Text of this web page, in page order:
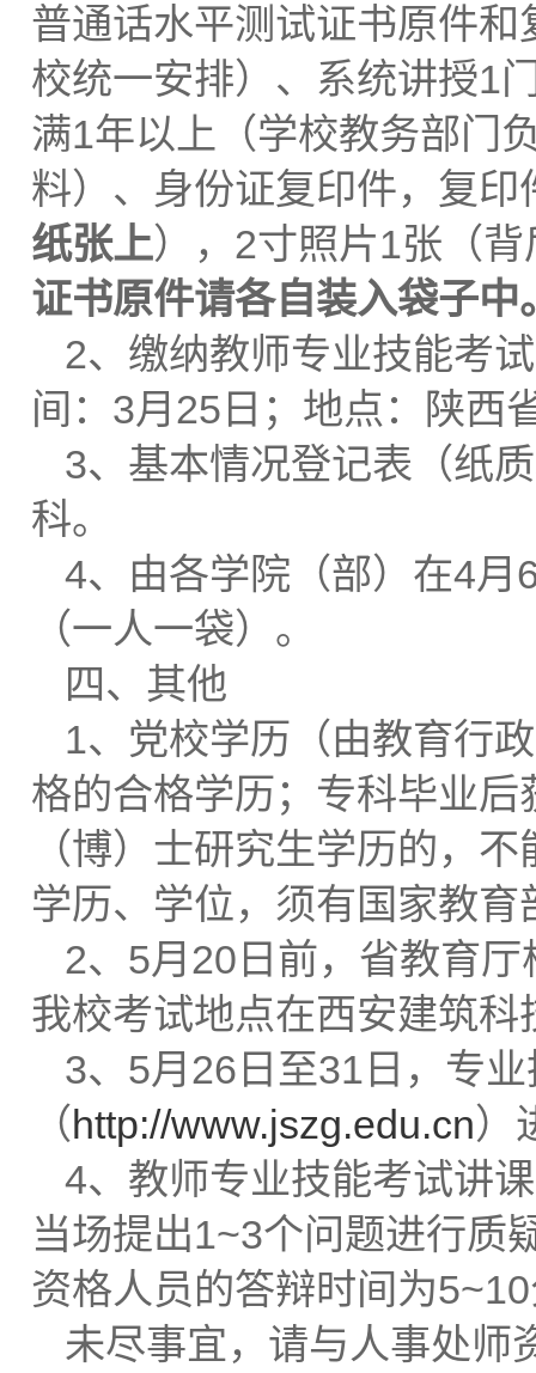
普通话水平测试证书原件
校统一安排）、系统讲授1
满1年以上（学校教务部门
料）、身份证复印件，复印
纸张上），2寸照片1张（
证书原件请各自装入袋子中
2、缴纳教师专业技能考
间：3月25日；地点：陕西
3、基本情况登记表（纸
科。
4、由各学院（部）在4月
（一人一袋）。
四、其他
1、党校学历（由教育行
格的合格学历；专科毕业
（博）士研究生学历的，
学历、学位，须有国家教
2、5月20日前，省教育
我校考试地点在西安建筑
3、5月26日至31日，专
（http://www.jszg.edu.cn）
4、教师专业技能考试讲
当场提出1~3个问题进行质
资格人员的答辩时间为
未尽事宜，请与人事处师